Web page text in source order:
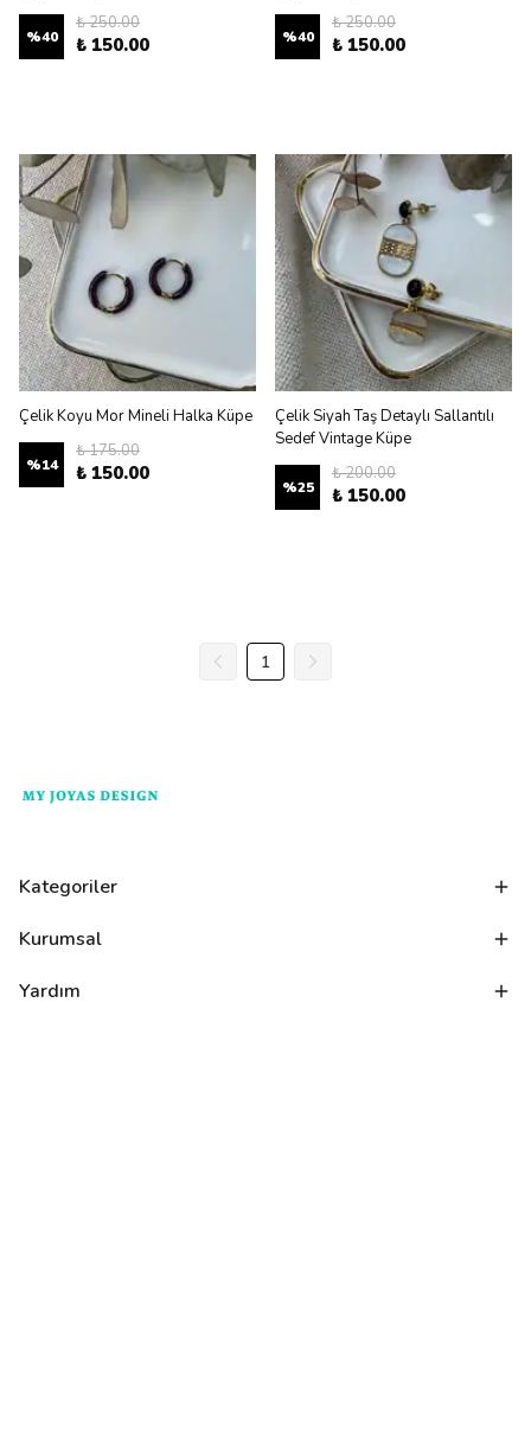
%40
₺ 250.00
₺ 150.00 %40
₺ 250.00
₺ 150.00
Çelik Koyu Mor Mineli Halka Küpe
%14
₺ 175.00
₺ 150.00
Çelik Siyah Taş Detaylı Sallantılı
Sedef Vintage Küpe
%25
₺ 200.00
₺ 150.00
1
Kategoriler
Kurumsal
Yardım